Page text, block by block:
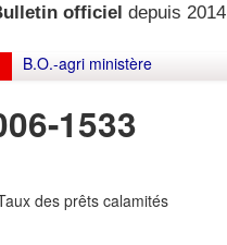
officiel depuis 2014
B.O.-agri ministère
1533
des prêts calamités